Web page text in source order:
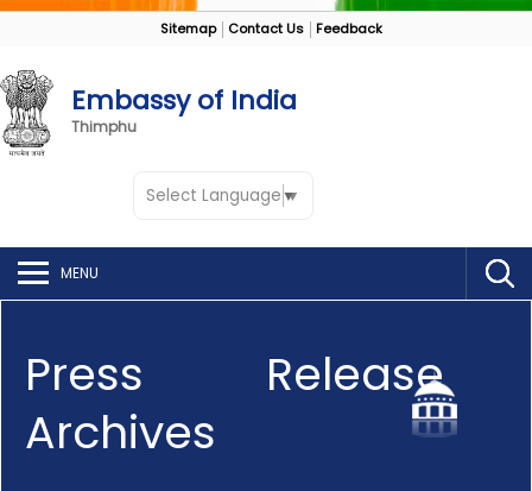
Sitemap Contact Us Feedback
Embassy of India
Thimphu
Select Language ▼
MENU
Press Release
Archives